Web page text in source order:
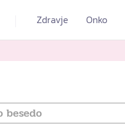
Zdravje Onko